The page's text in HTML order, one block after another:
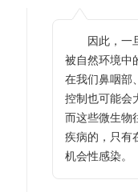
因此，一旦
被自然环境中
在我们鼻咽部
控制也可能会
而这些微生物
疾病的，只有
机会性感染。